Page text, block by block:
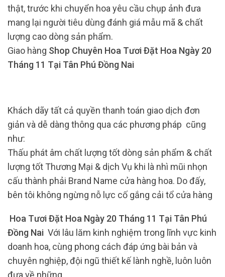
thật, trước khi chuyển hoa yêu cầu chụp ảnh đưa
mang lại người tiêu dùng đánh giá mẫu mã & chất
lượng cao dòng sản phẩm.
Giao hàng Shop Chuyên Hoa Tươi Đặt Hoa Ngày 20
Tháng 11 Tại Tân Phú Đồng Nai
Khách dãy tất cả quyền thanh toán giao dịch đơn
giản và dễ dàng thông qua các phương pháp cũng
như:
Thấu phát âm chất lượng tốt dòng sản phẩm & chất
lượng tốt Thương Mại & dịch Vụ khi là nhì mũi nhọn
cấu thành phải Brand Name cửa hàng hoa. Do đấy,
bên tôi không ngừng nỗ lực cố gắng cải tổ cửa hàng
Hoa Tươi Đặt Hoa Ngày 20 Tháng 11 Tại Tân Phú
Đồng Nai Với lâu lăm kinh nghiệm trong lĩnh vực kinh
doanh hoa, cùng phong cách đáp ứng bài bản và
chuyên nghiệp, đội ngũ thiết kế lành nghề, luôn luôn
đưa về những